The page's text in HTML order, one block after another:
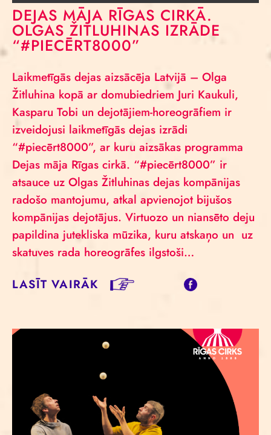
DEJAS MĀJA RĪGAS CIRKĀ.
OLGAS ŽITLUHINAS IZRĀDE
“#PIECĒRT8000”
Laikmetīgās dejas aizsācēja Latvijā – Olga
Žitluhina kopā ar domubiedriem Juri Kaukuli,
Kasparu Tobi un dejotājiem-horeogrāfiem ir
izveidojusi laikmetīgās dejas izrādi
“#piecērt8000”, ar kuru aizsākas programma
Dejas māja Rīgas cirkā. “#piecērt8000” ir
atsauce uz Olgas Žitluhinas dejas kompānijas
radošo mantojumu, atkal apvienojot bijušos
kompānijas dejotājus. Virtuozo un niansēto deju
papildina jutekliska mūzika, kuru atskaņo un uz
skatuves rada horeogrāfes ilgstoši…
LASĪT VAIRĀK